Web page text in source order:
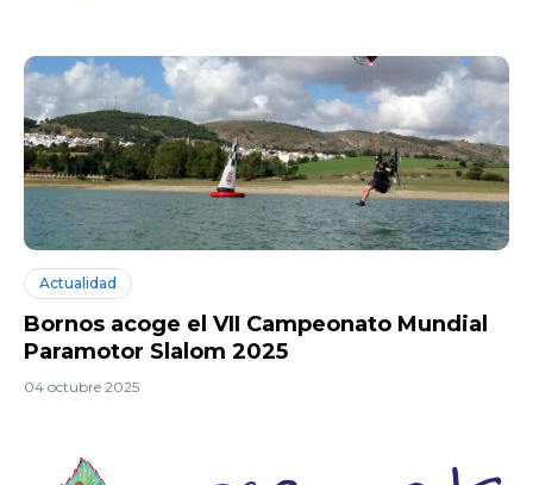
Actualidad
Bornos acoge el VII Campeonato Mundial
Paramotor Slalom 2025
04 octubre 2025